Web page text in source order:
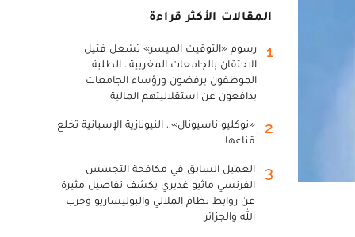
المقالات الأكثر قراءة
1
رسوم «التوقيت الميسر» تشعل فتيل
الاحتقان بالجامعات المغربية.. الطلبة
الموظفون يرفضون ورؤساء الجامعات
يدافعون عن استقلاليتهم المالية
2
«نوكليو ناسيونال».. النيونازية الإسبانية تخلع
قناعها
3
العميل السابق في مكافحة التجسس
الفرنسي ماثيو غديري يكشف تفاصيل مثيرة
عن روابط نظام الملالي والبوليساريو وحزب
الله والجزائر